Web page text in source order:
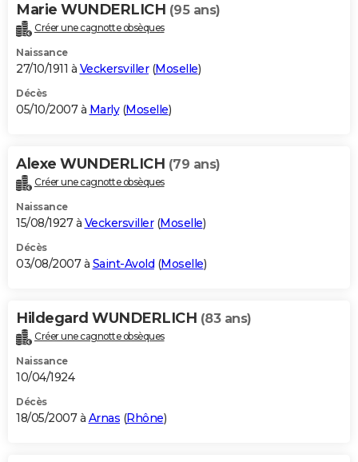
Marie WUNDERLICH (95 ans)
Créer une cagnotte obsèques
Naissance
27/10/1911 à Veckersviller(Moselle)
Décès
05/10/2007 à Marly(Moselle)
Alexe WUNDERLICH (79 ans)
Créer une cagnotte obsèques
Naissance
15/08/1927 à Veckersviller(Moselle)
Décès
03/08/2007 à Saint-Avold (Moselle)
Hildegard WUNDERLICH (83 ans)
Créer une cagnotte obsèques
Naissance
10/04/1924
Décès
18/05/2007 à Arnas (Rhône)